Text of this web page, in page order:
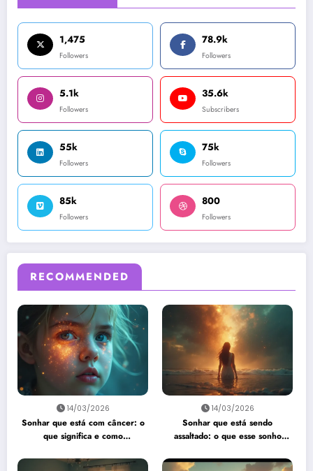
1,475
Followers
78.9k
Followers
5.1k
Followers
35.6k
Subscribers
55k
Followers
75k
Followers
85k
Followers
800
Followers
RECOMMENDED
14/03/2026
Sonhar que está com câncer: o
que significa e como
14/03/2026
Sonhar que está sendo
assaltado: o que esse sonho